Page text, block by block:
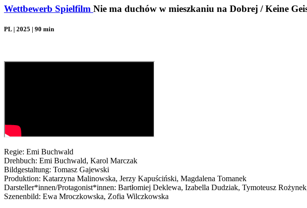
Wettbewerb Spielfilm Nie ma duchów w mieszkaniu na Dobrej / Keine
PL | 2025 | 90 min
Regie: Emi Buchwald
Drehbuch: Emi Buchwald, Karol Marczak
Bildgestaltung: Tomasz Gajewski
Produktion: Katarzyna Malinowska, Jerzy Kapuściński, Magdalena Tomanek
Darsteller*innen/Protagonist*innen: Bartłomiej Deklewa, Izabella Dudziak, Tymoteusz
Szenenbild: Ewa Mroczkowska, Zofia Wilczkowska